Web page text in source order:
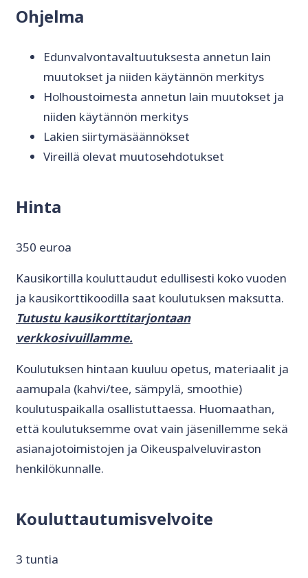
Ohjelma
Edunvalvontavaltuutuksesta annetun lain
muutokset ja niiden käytännön merkitys
Holhoustoimesta annetun lain muutokset ja
niiden käytännön merkitys
Lakien siirtymäsäännökset
Vireillä olevat muutosehdotukset
Hinta
350 euroa
Kausikortilla kouluttaudut edullisesti koko vuoden
ja kausikorttikoodilla saat koulutuksen maksutta.
Tutustu kausikorttitarjontaan
verkkosivuillamme.
Koulutuksen hintaan kuuluu opetus, materiaalit ja
aamupala (kahvi/tee, sämpylä, smoothie)
koulutuspaikalla osallistuttaessa. Huomaathan,
että koulutuksemme ovat vain jäsenillemme sekä
asianajotoimistojen ja Oikeuspalveluviraston
henkilökunnalle.
Kouluttautumisvelvoite
3 tuntia